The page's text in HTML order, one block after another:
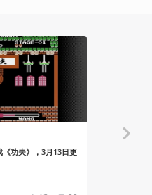
《功夫》，3月13日更